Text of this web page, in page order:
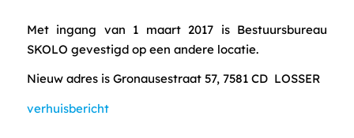
Met ingang van 1 maart 2017 is Bestuursbureau
SKOLO gevestigd op een andere locatie.
Nieuw adres is Gronausestraat 57, 7581 CD LOSSER
verhuisbericht